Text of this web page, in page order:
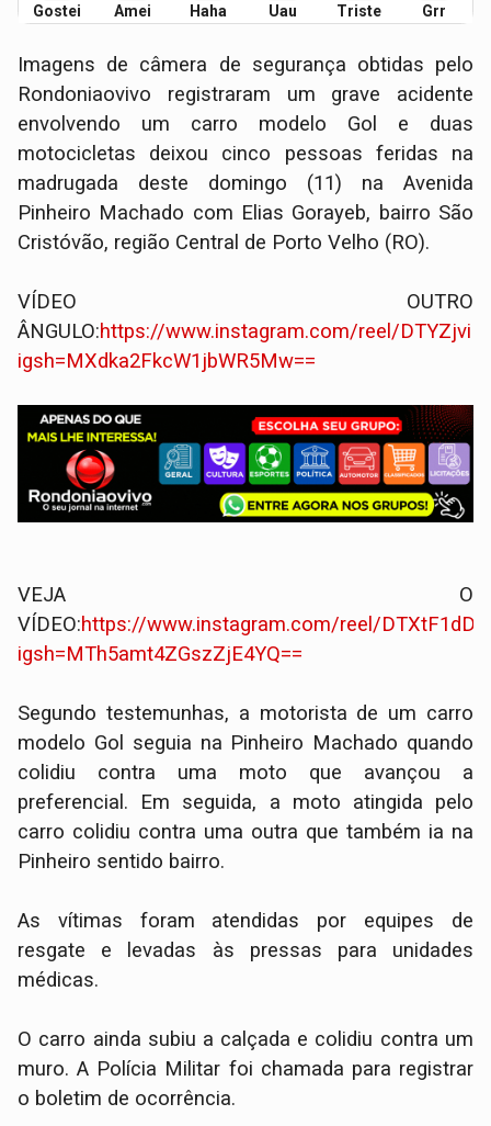
Gostei Amei Haha Uau Triste Grr
Imagens de câmera de segurança obtidas pelo
Rondoniaovivo registraram um grave acidente
envolvendo um carro modelo Gol e duas
motocicletas deixou cinco pessoas feridas na
madrugada deste domingo (11) na Avenida
Pinheiro Machado com Elias Gorayeb, bairro São
Cristóvão, região Central de Porto Velho (RO).
VÍDEO OUTRO
ÂNGULO:https://www.instagram.com/reel/
igsh=MXdka2FkcW1jbWR5Mw==
VEJA O
VÍDEO:https://www.instagram.com/reel/
igsh=MTh5amt4ZGszZjE4YQ==
Segundo testemunhas, a motorista de um carro
modelo Gol seguia na Pinheiro Machado quando
colidiu contra uma moto que avançou a
preferencial. Em seguida, a moto atingida pelo
carro colidiu contra uma outra que também ia na
Pinheiro sentido bairro.
As vítimas foram atendidas por equipes de
resgate e levadas às pressas para unidades
médicas.
O carro ainda subiu a calçada e colidiu contra um
muro. A Polícia Militar foi chamada para registrar
o boletim de ocorrência.